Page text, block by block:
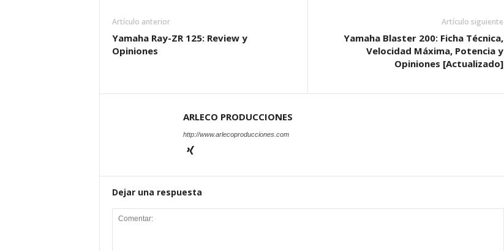
Artículo anterior
Yamaha Ray-ZR 125: Review y
Opiniones
Artículo siguiente
Yamaha Blaster 200: Ficha Técnica,
Velocidad Máxima, Potencia y
Opiniones [Actualizado]
ARLECO PRODUCCIONES
http://www.arlecoproducciones.com
Dejar una respuesta